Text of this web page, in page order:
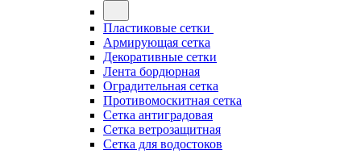
Пластиковые сетки
Армирующая сетка
Декоративные сетки
Лента бордюрная
Оградительная сетка
Противомоскитная сетка
Сетка антиградовая
Сетка ветрозащитная
Сетка для водостоков